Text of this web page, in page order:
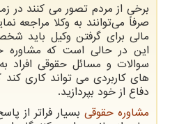
برخی از مردم تصور می کنند در
صرفاً می‌توانند به وکلا مراجعه
مالی برای گرفتن وکیل باید
این در حالی است که مشاوره
سوالات و مسائل حقوقی افراد
های کاربردی می تواند کاری
دفاع از خود بپردازید.
مشاوره حقوقی بسیار فراتر از